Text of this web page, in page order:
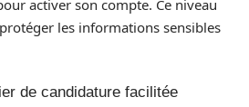
activer son compte. Ce niveau
les informations sensibles
de candidature facilitée